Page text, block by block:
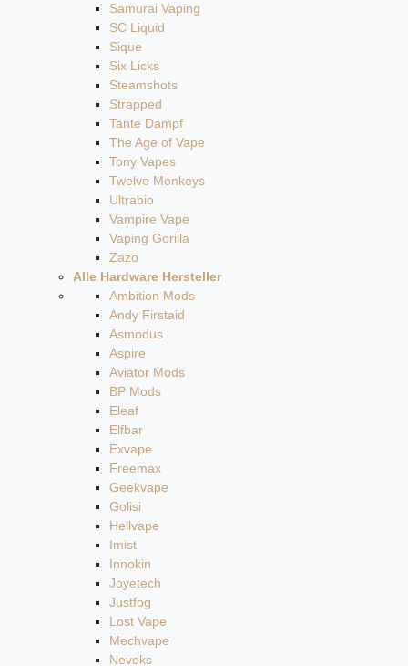
Samurai Vaping
SC Liquid
Sique
Six Licks
Steamshots
Strapped
Tante Dampf
The Age of Vape
Tony Vapes
Twelve Monkeys
Ultrabio
Vampire Vape
Vaping Gorilla
Zazo
Alle Hardware Hersteller
Ambition Mods
Andy Firstaid
Asmodus
Aspire
Aviator Mods
BP Mods
Eleaf
Elfbar
Exvape
Freemax
Geekvape
Golisi
Hellvape
Imist
Innokin
Joyetech
Justfog
Lost Vape
Mechvape
Nevoks